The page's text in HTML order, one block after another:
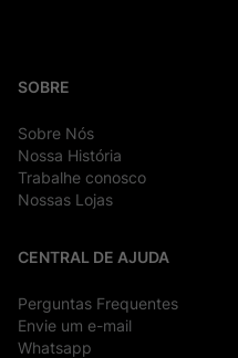
SOBRE
Sobre Nós
Nossa História
Trabalhe conosco
Nossas Lojas
CENTRAL DE AJUDA
Perguntas Frequentes
Envie um e-mail
Whatsapp